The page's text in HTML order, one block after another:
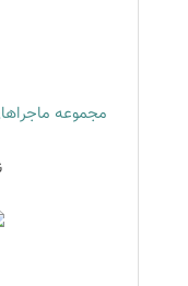
مجموعه